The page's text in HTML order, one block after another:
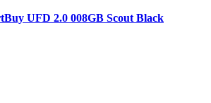
UFD 2.0 008GB Scout Black